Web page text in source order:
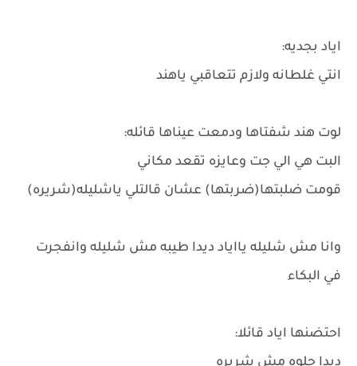
اياد بجديه:
انتي غلطانه ولازم تتعاقبي ياهند
لوت هند شفتاها ودمعت عيناها قائله:
البت هي الي جت وعايزه تقعد مكاني
قومت ضلبتها(ضربتها) عشان قالتلي ياشليله(شريره)
وانا مش شليله يااياد ديدا طيبه مش شليله وانفجرت
في البكاء
احتضنها اياد قائلا:
ديدا حلوه مش شريره